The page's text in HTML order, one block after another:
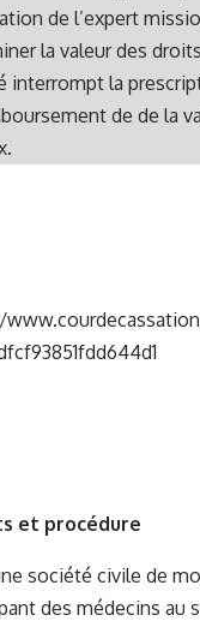
de l’expert
la valeur des
interrompt la
de de la
et procédure
société civile de
des médecins au